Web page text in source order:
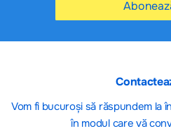
Vom fi bucuroși să răspundem la
în modul care vă